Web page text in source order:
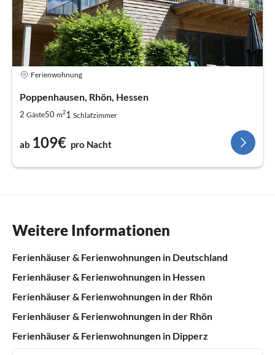
Ferienwohnung
Poppenhausen, Rhön, Hessen
2 Gäste50 m21 Schlafzimmer
ab 109€ pro Nacht
Weitere Informationen
Ferienhäuser & Ferienwohnungen in Deutschland
Ferienhäuser & Ferienwohnungen in Hessen
Ferienhäuser & Ferienwohnungen in der Rhön
Ferienhäuser & Ferienwohnungen in der Rhön
Ferienhäuser & Ferienwohnungen in Dipperz